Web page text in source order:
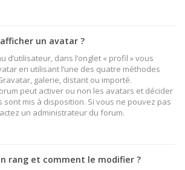
un avatar ?
d’utilisateur, dans l’onglet « profil » vous
en utilisant l’une des quatre méthodes
galerie, distant ou importé.
peut activer ou non les avatars et décider
sont mis à disposition. Si vous ne pouvez pas
un administrateur du forum.
rang et comment le modifier ?